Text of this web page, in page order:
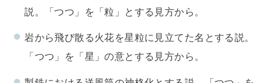
説。「つつ」を「粒」とする見方から。
岩から飛び散る火花を星粒に見立てた名とする説。
「つつ」を「星」の意とする見方から。